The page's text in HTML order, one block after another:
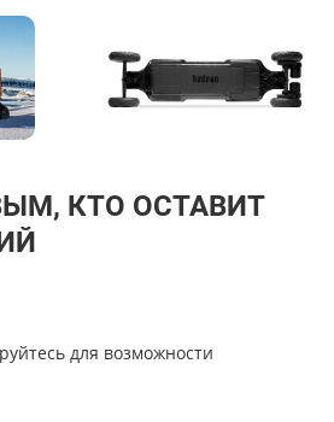
КТО ОСТАВИТ
для возможности